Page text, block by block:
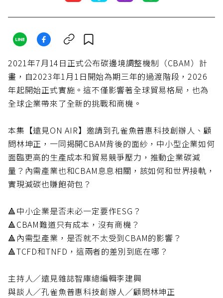
2021年7月14日正式公布碳邊境調整機制（CBAM）計
畫，自2023年1月1日開始為期三年的過渡階段，2026
年起開始正式實施。這不僅影響著全球貿易格局，也為
全球企業帶來了全新的挑戰和商機。
本集【遠見ON AIR】邀請到孔雀魚普惠科技創辦人、顧
問林坤正，一同揭開CBAM背後的面紗，中小型企業如何
面臨更高的生產成本和貿易競爭壓力，推動企業碳減
量？內需產業也和CBAM息息相關，該如何和世界接軌，
實現減碳也賺飽荷包？
🔺中小企業是否未必一定要作ESG？
🔺CBAM難道只有成本，沒有商機？
🔺內需型產業，是否就不太受到CBAM的影響？
🔺TCFD和TNFD，這兩者的差別到底在哪？
主持人／遠見雜誌智庫總編輯李建興
與談人／孔雀魚普惠科技創辦人／顧問林坤正